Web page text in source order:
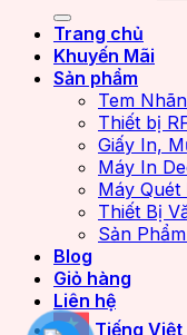
Trang chủ
Khuyến Mãi
Sản phẩm
Tem
Thiết bị
Giấy In,
Máy In
Máy Quét
Thiết Bị
Sản
Blog
Giỏ hàng
Liên hệ
Tiếng Việt